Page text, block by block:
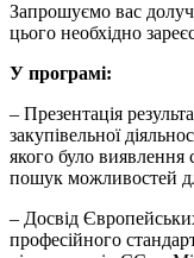
Запрошуємо вас
цього необхідно
У програмі:
– Презентація
закупівельної
якого було виявлення
пошук можливостей
– Досвід
професійного